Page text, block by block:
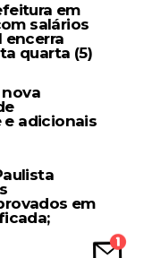
em
salários
encerra
quarta (5)
nova
adicionais
em